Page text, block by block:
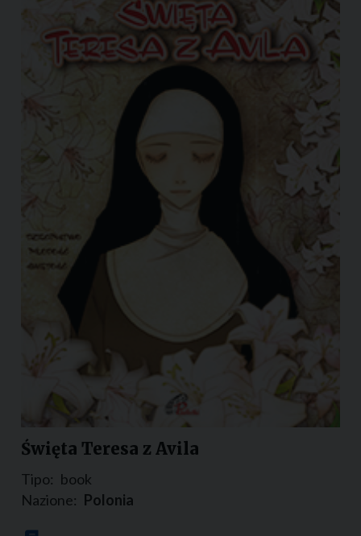
Święta Teresa z Avila
Tipo: book
Nazione: Polonia